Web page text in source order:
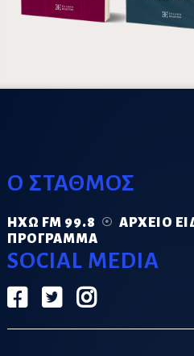
Ο ΣΤΑΘΜΟΣ
ΗΧΏ FM 99.8
ΑΡΧΕΊΟ
ΠΡΌΓΡΑΜΜΑ
SOCIAL MEDIA